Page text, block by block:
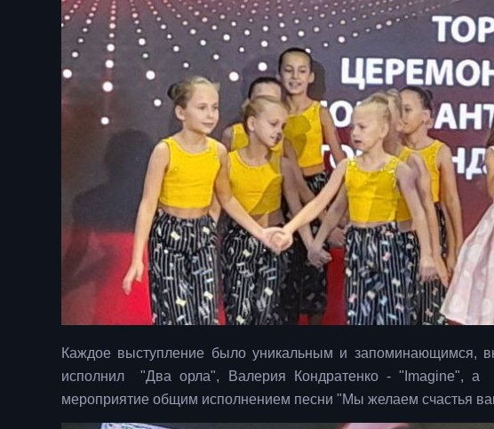
Каждое выступление было уникальным и запоминающимся,
исполнил "Два орла", Валерия Кондратенко - "Imagine",
мероприятие общим исполнением песни "Мы желаем счастья